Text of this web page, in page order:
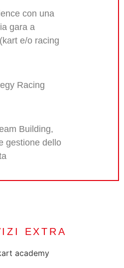
con una
gara a
e/o racing
Racing
Building,
gestione dello
EXTRA